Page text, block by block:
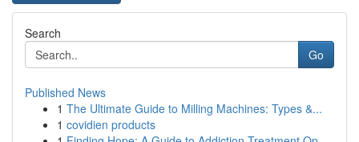
Search
Go
Published News
1 The Ultimate Guide to Milling Machines: Types &...
1 covidien products